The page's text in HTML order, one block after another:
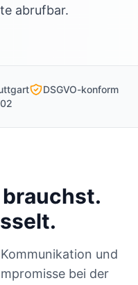
abrufbar.
DSGVO-konform
und
bei der